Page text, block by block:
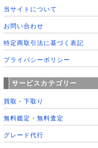
当サイトについて
お問い合わせ
特定商取引法に基づく表記
プライバシーポリシー
サービスカテゴリー
買取・下取り
無料鑑定・無料査定
グレード代行